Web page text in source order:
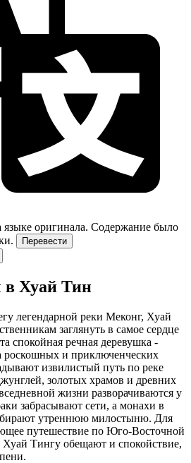
оригинала. Содержание было
Перевести
в Хуай Тин
легендарной реки Меконг, Хуай
заглянуть в самое сердце
спокойная речная деревушка -
роскошных и приключенческих
извилистый путь по реке
золотых храмов и древних
жизни разворачиваются у
забрасывают сети, а монахи в
утреннюю милостыню. Для
путешествие по Юго-Восточной
Тингу обещают и спокойствие,